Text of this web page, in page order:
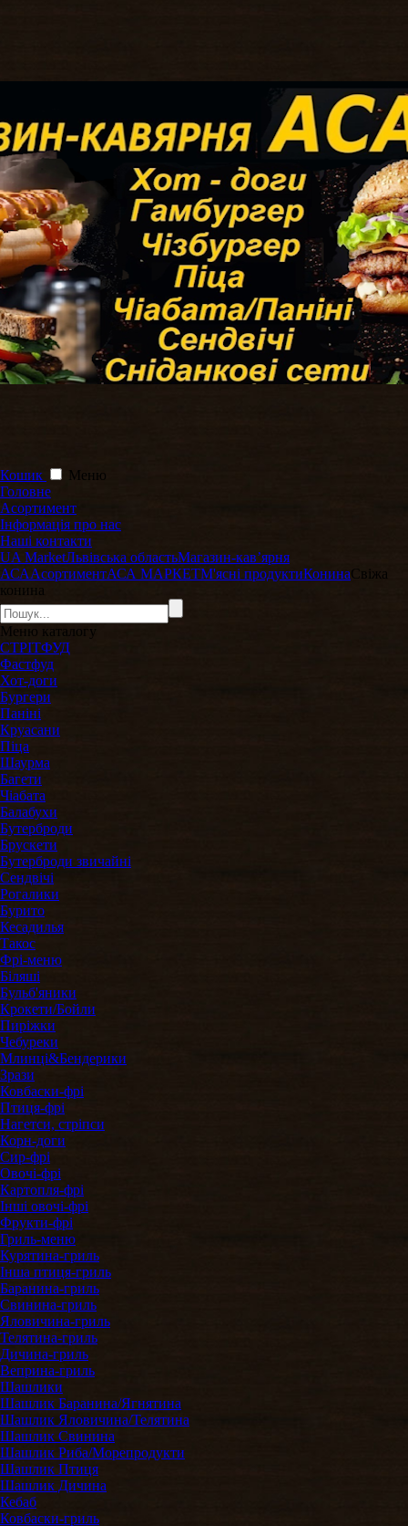
Кошик
Меню
Головне
Асортимент
Інформація про нас
Наші контакти
UA MarketЛьвівська областьМагазин-кавʼярня
АСААсортиментАСА МАРКЕТМ'ясні продуктиКонинаСвіжа
конина
Меню каталогу
СТРІТФУД
Фастфуд
Хот-доги
Бургери
Паніні
Круасани
Піца
Шаурма
Багети
Чіабата
Балабухи
Бутерброди
Брускети
Бутерброди звичайні
Сендвічі
Рогалики
Бурито
Кесадилья
Такос
Фрі-меню
Біляші
Бульб'яники
Крокети/Бойли
Пиріжки
Чебуреки
Млинці&Бендерики
Зрази
Ковбаски-фрі
Птиця-фрі
Нагетси, стріпси
Корн-доги
Сир-фрі
Овочі-фрі
Картопля-фрі
Інші овочі-фрі
Фрукти-фрі
Гриль-меню
Курятина-гриль
Інша птиця-гриль
Баранина-гриль
Свинина-гриль
Яловичина-гриль
Телятина-гриль
Дичина-гриль
Веприна-гриль
Шашлики
Шашлик Баранина/Ягнятина
Шашлик Яловичина/Телятина
Шашлик Свинина
Шашлик Риба/Морепродукти
Шашлик Птиця
Шашлик Дичина
Кебаб
Ковбаски-гриль